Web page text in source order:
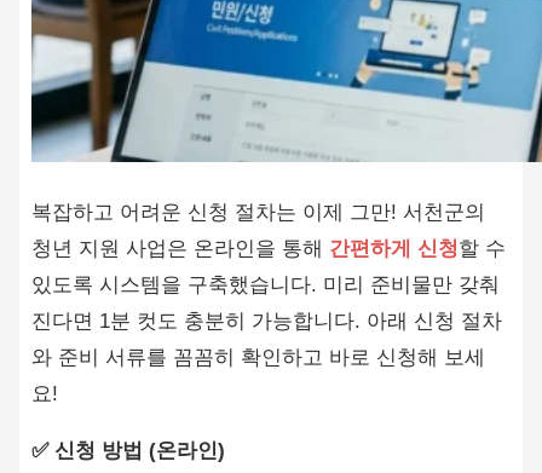
복잡하고 어려운 신청 절차는 이제 그만! 서천군의
청년 지원 사업은 온라인을 통해 간편하게 신청할 수
있도록 시스템을 구축했습니다. 미리 준비물만 갖춰
진다면 1분 컷도 충분히 가능합니다. 아래 신청 절차
와 준비 서류를 꼼꼼히 확인하고 바로 신청해 보세
요!
✅ 신청 방법 (온라인)